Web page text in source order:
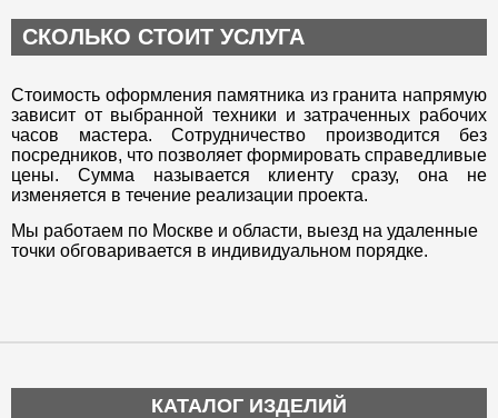
СКОЛЬКО СТОИТ УСЛУГА
Стоимость оформления памятника из гранита напрямую
зависит от выбранной техники и затраченных рабочих
часов мастера. Сотрудничество производится без
посредников, что позволяет формировать справедливые
цены. Сумма называется клиенту сразу, она не
изменяется в течение реализации проекта.
Мы работаем по Москве и области, выезд на удаленные
точки обговаривается в индивидуальном порядке.
КАТАЛОГ ИЗДЕЛИЙ